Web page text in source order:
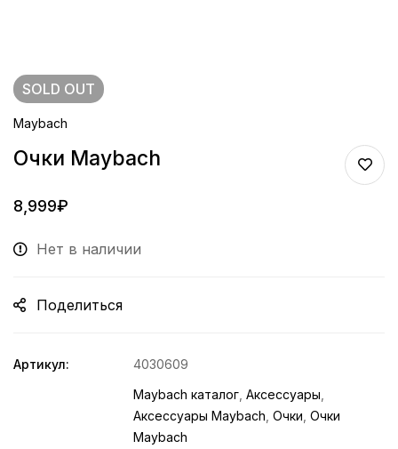
SOLD OUT
Maybach
Очки Maybach
8,999₽
Нет в наличии
Поделиться
Артикул:
4030609
Maybach каталог Аксессуары
Аксессуары Maybach Очки Очки
Maybach